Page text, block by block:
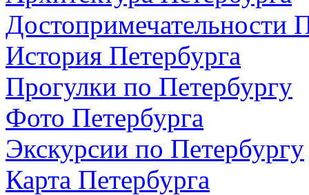
Достопримечательности
История Петербурга
Прогулки по Петербургу
Фото Петербурга
Экскурсии по Петербургу
Карта Петербурга